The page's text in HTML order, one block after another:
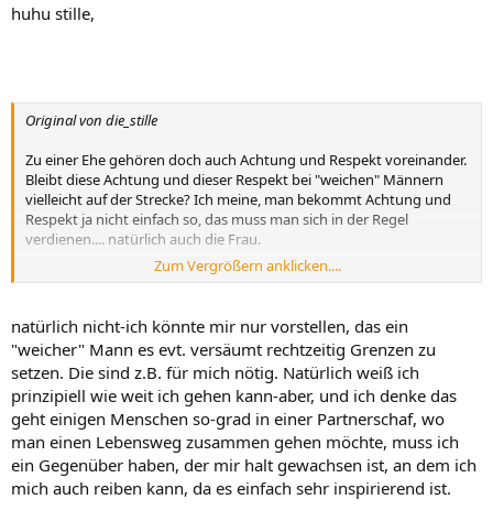
huhu stille,
Original von die_stille
Zu einer Ehe gehören doch auch Achtung und Respekt voreinander.
Bleibt diese Achtung und dieser Respekt bei "weichen" Männern
vielleicht auf der Strecke? Ich meine, man bekommt Achtung und
Respekt ja nicht einfach so, das muss man sich in der Regel
verdienen.... natürlich auch die Frau.
.
Zum Vergrößern anklicken....
natürlich nicht-ich könnte mir nur vorstellen, das ein
"weicher" Mann es evt. versäumt rechtzeitig Grenzen zu
setzen. Die sind z.B. für mich nötig. Natürlich weiß ich
prinzipiell wie weit ich gehen kann-aber, und ich denke das
geht einigen Menschen so-grad in einer Partnerschaf, wo
man einen Lebensweg zusammen gehen möchte, muss ich
ein Gegenüber haben, der mir halt gewachsen ist, an dem ich
mich auch reiben kann, da es einfach sehr inspirierend ist.